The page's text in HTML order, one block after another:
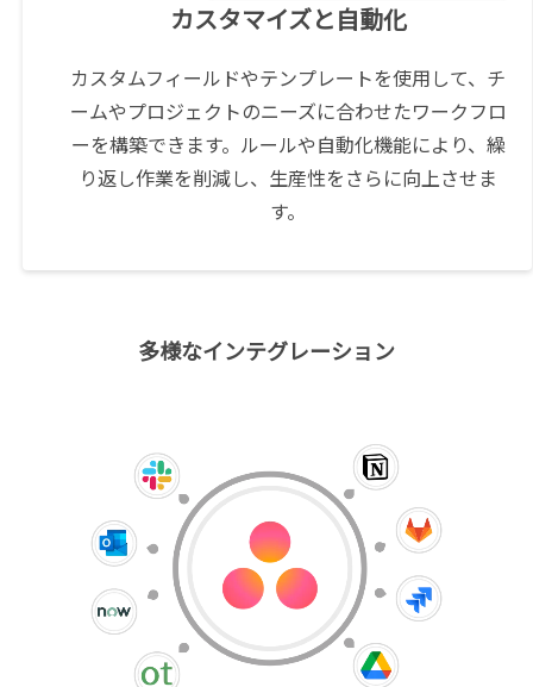
カスタマイズと自動化
カスタムフィールドやテンプレートを使用して、チ
ームやプロジェクトのニーズに合わせたワークフロ
ーを構築できます。ルールや自動化機能により、繰
り返し作業を削減し、生産性をさらに向上させま
す。
多様なインテグレーション